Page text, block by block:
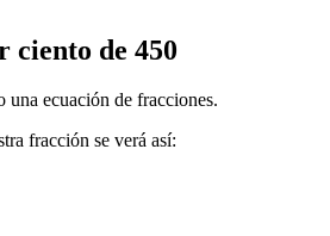
ciento de 450
una ecuación de fracciones.
fracción se verá así: